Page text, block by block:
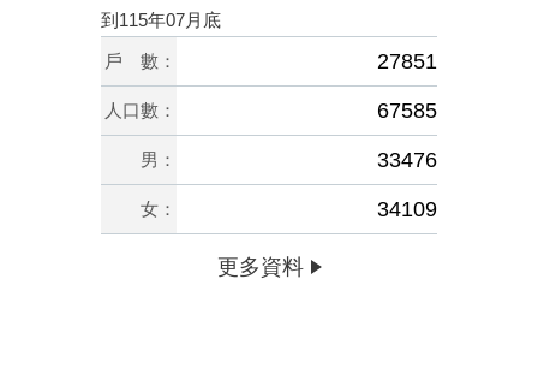
到115年07月底
戶 數：
27851
人口數： 67585
男： 33476
女： 34109
更多資料